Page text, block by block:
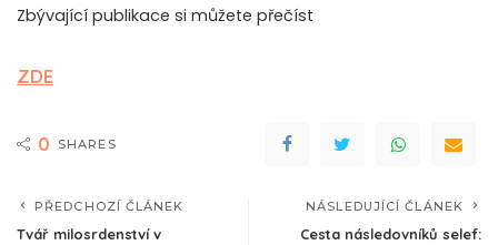
Zbývající publikace si můžete přečíst
ZDE
0 SHARES
PŘEDCHOZÍ ČLÁNEK
Tvář milosrdenství v
NÁSLEDUJÍCÍ ČLÁNEK
Cesta následovníků selef: